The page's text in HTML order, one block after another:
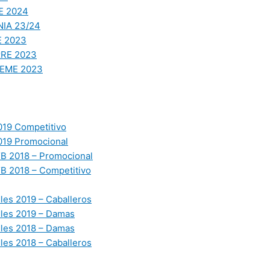
2024
23/24
2023
2023
2023
Competitivo
Promocional
2018 – Promocional
2018 – Competitivo
2019 – Caballeros
2019 – Damas
2018 – Damas
2018 – Caballeros